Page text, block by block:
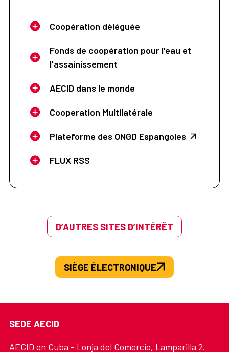
Coopération déléguée
Fonds de coopération pour l'eau et
l'assainissement
AECID dans le monde
Cooperation Multilatérale
Plateforme des ONGD Espangoles
FLUX RSS
D’AUTRES SITES D’INTÉRÊT
SIÈGE ÉLECTRONIQUE
SEDE AECID
AECID en Cuba - Lonja del Comercio, Lamparilla 2.